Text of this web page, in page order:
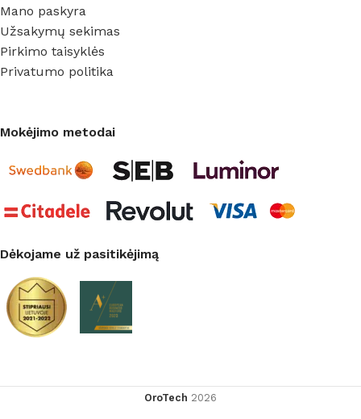
Mano paskyra
Užsakymų sekimas
Pirkimo taisyklės
Privatumo politika
Mokėjimo metodai
Dėkojame už pasitikėjimą
OroTech 2026